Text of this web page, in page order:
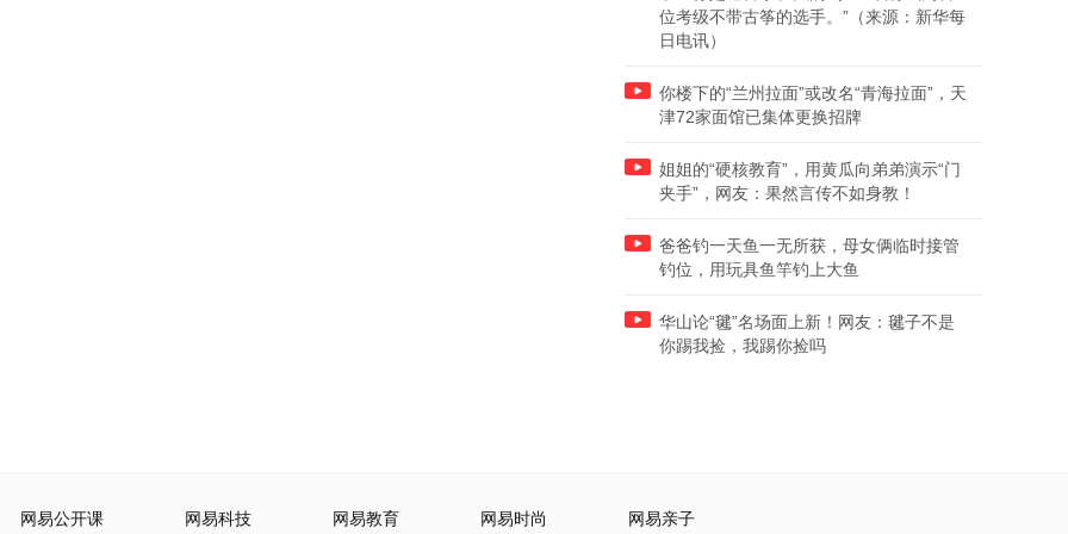
位考级不带古筝的选手。”（来源：新华每
日电讯）
你楼下的“兰州拉面”或改名“青海拉面”，天
津72家面馆已集体更换招牌
姐姐的“硬核教育”，用黄瓜向弟弟演示“门
夹手”，网友：果然言传不如身教！
爸爸钓一天鱼一无所获，母女俩临时接管
钓位，用玩具鱼竿钓上大鱼
华山论“毽”名场面上新！网友：毽子不是
你踢我捡，我踢你捡吗
网易公开课 网易科技 网易教育 网易时尚 网易亲子